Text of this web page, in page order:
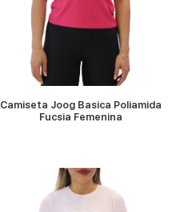
Camiseta Joog Basica Poliamida
Fucsia Femenina